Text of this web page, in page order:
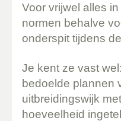
Voor vrijwel alles
normen behalve
onderspit tijdens
Je kent ze vast
bedoelde plannen
uitbreidingswijk
hoeveelheid